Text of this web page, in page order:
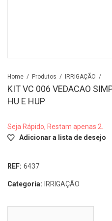
Home Produtos IRRIGAÇÃO
KIT VC 006 VEDACAO
HU E HUP
Seja Rápido, Restam apenas 2.
Adicionar a lista de desejo
REF: 6437
Categoria: IRRIGAÇÃO